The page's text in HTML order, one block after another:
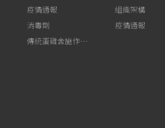
疫情通報
消毒劑
傳統蛋雞舍施作生石灰消毒
組織架構
疫情通報